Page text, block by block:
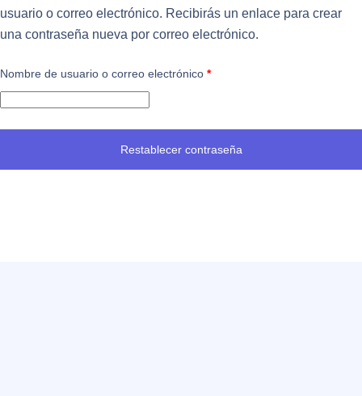
usuario o correo electrónico. Recibirás un enlace para crear
una contraseña nueva por correo electrónico.
Nombre de usuario o correo electrónico *Obligatorio
Restablecer contraseña